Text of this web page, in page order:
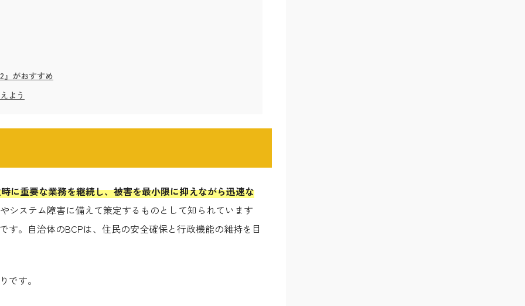
』がおすすめ
よう
に重要な業務を継続し、被害を最小限に抑えながら迅速な
システム障害に備えて策定するものとして知られています
す。自治体のBCPは、住民の安全確保と行政機能の維持を目
です。